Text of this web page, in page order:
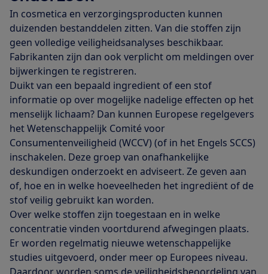
In cosmetica en verzorgingsproducten kunnen
duizenden bestanddelen zitten. Van die stoffen zijn
geen volledige veiligheidsanalyses beschikbaar.
Fabrikanten zijn dan ook verplicht om meldingen over
bijwerkingen te registreren.
Duikt van een bepaald ingredient of een stof
informatie op over mogelijke nadelige effecten op het
menselijk lichaam? Dan kunnen Europese regelgevers
het Wetenschappelijk Comité voor
Consumentenveiligheid (WCCV) (of in het Engels SCCS)
inschakelen. Deze groep van onafhankelijke
deskundigen onderzoekt en adviseert. Ze geven aan
of, hoe en in welke hoeveelheden het ingrediënt of de
stof veilig gebruikt kan worden.
Over welke stoffen zijn toegestaan en in welke
concentratie vinden voortdurend afwegingen plaats.
Er worden regelmatig nieuwe wetenschappelijke
studies uitgevoerd, onder meer op Europees niveau.